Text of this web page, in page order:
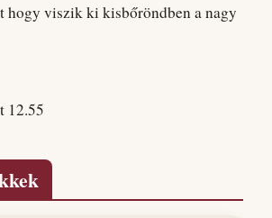
hogy viszik ki kisbőröndben a nagy
12.55